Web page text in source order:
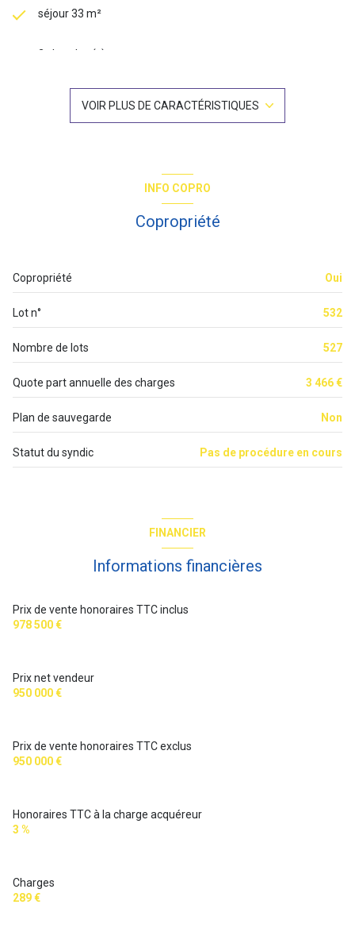
séjour 33 m²
2 chambre(s)
cuisine séparée (équipée)
Chauffage individuel : radiateur (electrique)
1 niveau(x)
4 étage(s)
ascenseur
vue Cour arborée
accès handicapé
VOIR PLUS DE CARACTÉRISTIQUES
INFO COPRO
Copropriété
Copropriété Oui
Lot n° 532
Nombre de lots 527
Quote part annuelle des charges 3 466 €
Plan de sauvegarde Non
Statut du syndic Pas de procédure en cours
FINANCIER
Informations financières
Prix de vente honoraires TTC inclus
978 500 €
Prix net vendeur
950 000 €
Prix de vente honoraires TTC exclus
950 000 €
Honoraires TTC à la charge acquéreur
3 %
Charges
289 €